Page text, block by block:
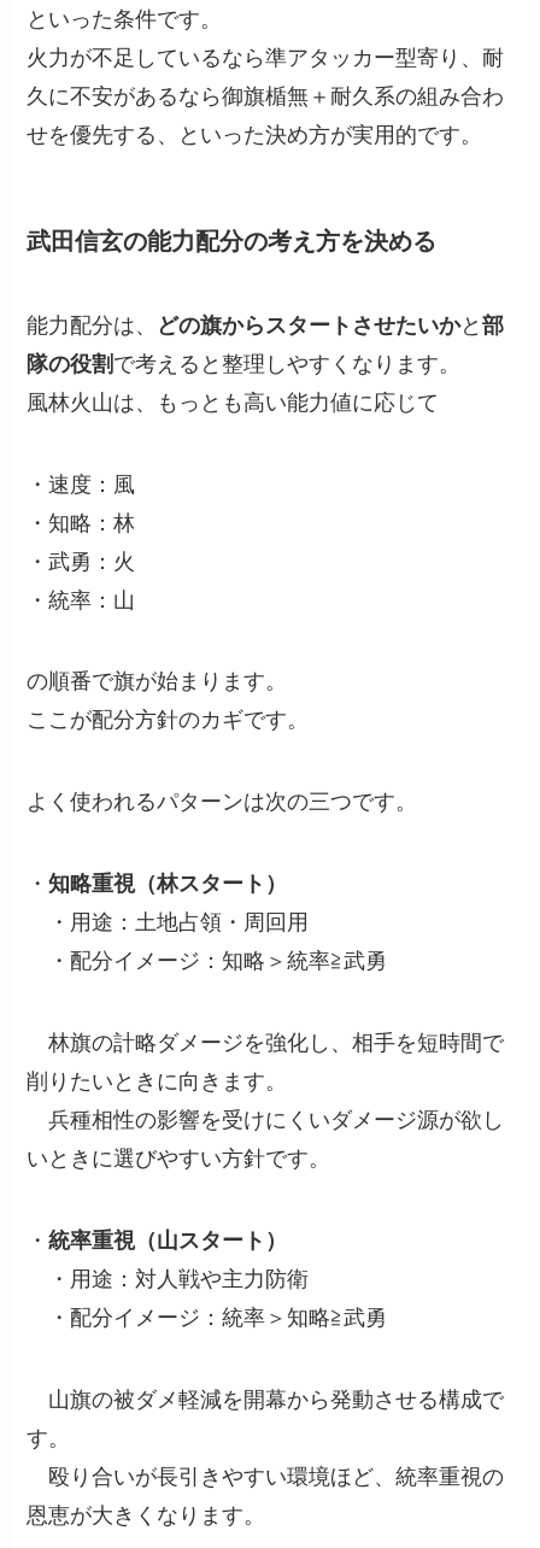
といった条件です。
火力が不足しているなら準アタッカー型寄り、耐
久に不安があるなら御旗楯無＋耐久系の組み合わ
せを優先する、といった決め方が実用的です。
武田信玄の能力配分の考え方を決める
能力配分は、 どの旗からスタートさせたいかと部
隊の役割 で考えると整理しやすくなります。
風林火山は、もっとも高い能力値に応じて
・速度：風
・知略：林
・武勇：火
・統率：山
の順番で旗が始まります。
ここが配分方針のカギです。
よく使われるパターンは次の三つです。
・知略重視（林スタート）
・用途：土地占領・周回用
・配分イメージ：知略＞統率≧武勇
林旗の計略ダメージを強化し、相手を短時間で
削りたいときに向きます。
兵種相性の影響を受けにくいダメージ源が欲し
いときに選びやすい方針です。
・統率重視（山スタート）
・用途：対人戦や主力防衛
・配分イメージ：統率＞知略≧武勇
山旗の被ダメ軽減を開幕から発動させる構成で
す。
殴り合いが長引きやすい環境ほど、統率重視の
恩恵が大きくなります。